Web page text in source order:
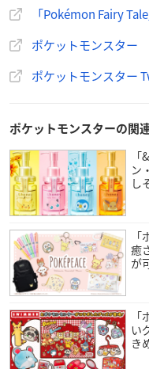
デラの炎がまたたく
ぜひチェックしてね！
センター
— ポケモン公式ツイッ
「Pokémon Fairy Tale
ポケットモンスター
ポケットモンスター
ポケットモンスターの関
ン
し
癒
が
い
き